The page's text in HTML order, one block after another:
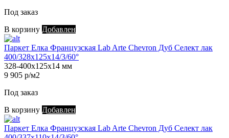
Под заказ
В корзину Добавлен
Паркет Елка Французская Lab Arte Chevron Дуб Селект лак
400/328х125х14/3/60°
328-400х125х14 мм
9 905 р/м2
Под заказ
В корзину Добавлен
Паркет Елка Французская Lab Arte Chevron Дуб Селект лак